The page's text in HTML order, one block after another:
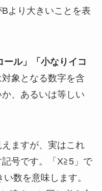
Bより大きいことを表
ール」「小なりイコ
対象となる数字を含
、あるいは等しい
ますが、実はこれ
号です。「X≧5」で
数を意味します。